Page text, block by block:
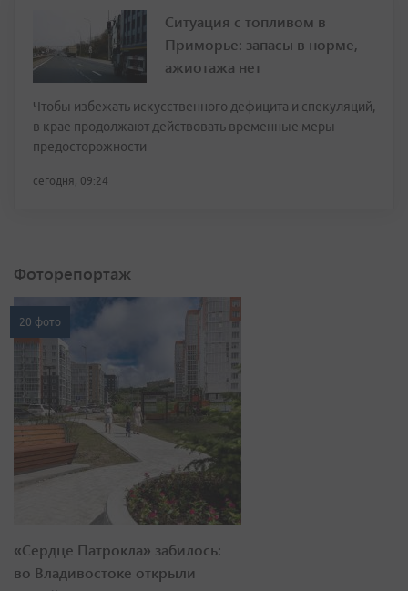
Ситуация с топливом в
Приморье: запасы в норме,
ажиотажа нет
Чтобы избежать искусственного дефицита и спекуляций,
в крае продолжают действовать временные меры
предосторожности
сегодня, 09:24
Фоторепортаж
20 фото
«Сердце Патрокла» забилось:
во Владивостоке открыли